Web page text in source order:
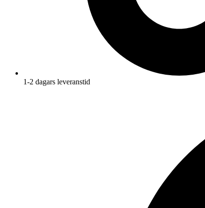
1-2 dagars leveranstid